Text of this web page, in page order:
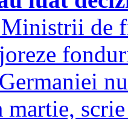
Ministrii de
martie,